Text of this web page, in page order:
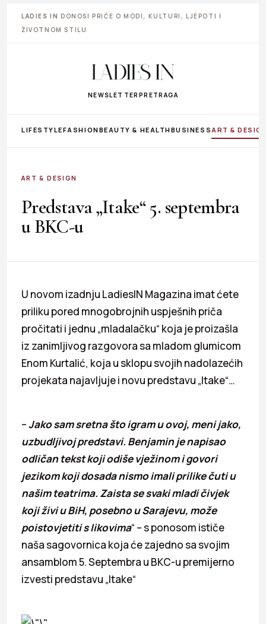
LADIES IN DONOSI PRIČE O MODI, KULTURI, LJEPOTI I
ŽIVOTNOM STILU
NEWSLETTER PRETRAGA
LIFESTYLEFASHIONBEAUTY & HEALTHBUSINESS ART &
ART & DESIGN
Predstava „Itake“ 5. septembra
u BKC-u
U novom izadnju LadiesIN Magazina imat ćete
priliku pored mnogobrojnih uspješnih priča
pročitati i jednu „mladalačku“ koja je proizašla
iz zanimljivog razgovora sa mladom glumicom
Enom Kurtalić, koja u sklopu svojih nadolazećih
projekata najavljuje i novu predstavu „Itake“…
–Jako sam sretna što igram u ovoj, meni jako,
uzbudljivoj predstavi. Benjamin je napisao
odličan tekst koji odiše vježinom i govori
jezikom koji dosada nismo imali prilike čuti u
našim teatrima. Zaista se svaki mladi čivjek
koji živi u BiH, posebno u Sarajevu, može
poistovjetiti s likovima“ – s ponosom ističe
naša sagovornica koja će zajedno sa svojim
ansamblom 5. Septembra u BKC-u premijerno
izvesti predstavu „Itake“